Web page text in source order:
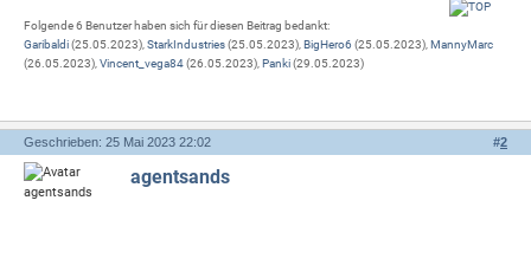
Folgende 6 Benutzer haben sich für diesen Beitrag bedankt:
Garibaldi(25.05.2023),StarkIndustries(25.05.2023), BigHero6 (25.05.2023), MannyMarc
(26.05.2023),Vincent_vega84(26.05.2023), Panki(29.05.2023)
#2
Geschrieben: 25 Mai 2023 22:02
agentsands